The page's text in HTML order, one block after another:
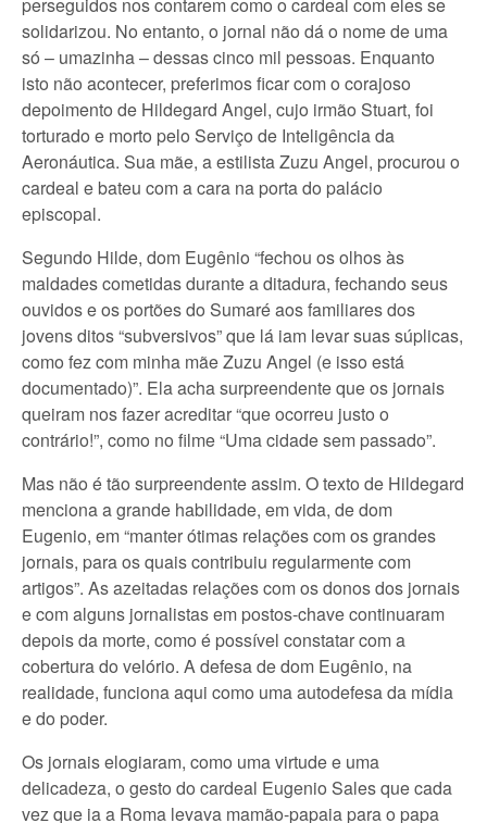
solidarizou. No entanto, o jornal não dá o nome de uma
só – umazinha – dessas cinco mil pessoas. Enquanto
isto não acontecer, preferimos ficar com o corajoso
depoimento de Hildegard Angel, cujo irmão Stuart, foi
torturado e morto pelo Serviço de Inteligência da
Aeronáutica. Sua mãe, a estilista Zuzu Angel, procurou o
cardeal e bateu com a cara na porta do palácio
episcopal.
Segundo Hilde, dom Eugênio “fechou os olhos às
maldades cometidas durante a ditadura, fechando seus
ouvidos e os portões do Sumaré aos familiares dos
jovens ditos “subversivos” que lá iam levar suas súplicas,
como fez com minha mãe Zuzu Angel (e isso está
documentado)”. Ela acha surpreendente que os jornais
queiram nos fazer acreditar “que ocorreu justo o
contrário!”, como no filme “Uma cidade sem passado”.
Mas não é tão surpreendente assim. O texto de Hildegard
menciona a grande habilidade, em vida, de dom
Eugenio, em “manter ótimas relações com os grandes
jornais, para os quais contribuiu regularmente com
artigos”. As azeitadas relações com os donos dos jornais
e com alguns jornalistas em postos-chave continuaram
depois da morte, como é possível constatar com a
cobertura do velório. A defesa de dom Eugênio, na
realidade, funciona aqui como uma autodefesa da mídia
e do poder.
Os jornais elogiaram, como uma virtude e uma
delicadeza, o gesto do cardeal Eugenio Sales que cada
vez que ia a Roma levava mamão-papaia para o papa